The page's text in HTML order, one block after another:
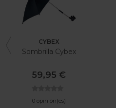
CYBEX
Sombrilla Cybex
59,95 €
0 opinión(es)